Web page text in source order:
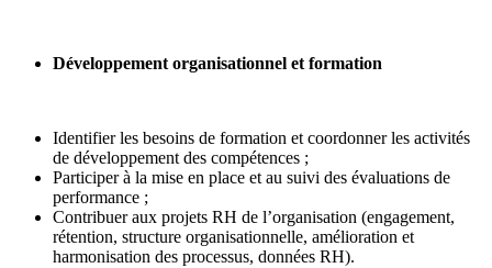
Développement organisationnel et formation
Identifier les besoins de formation et coordonner les activités
de développement des compétences ;
Participer à la mise en place et au suivi des évaluations de
performance ;
Contribuer aux projets RH de l’organisation (engagement,
rétention, structure organisationnelle, amélioration et
harmonisation des processus, données RH).